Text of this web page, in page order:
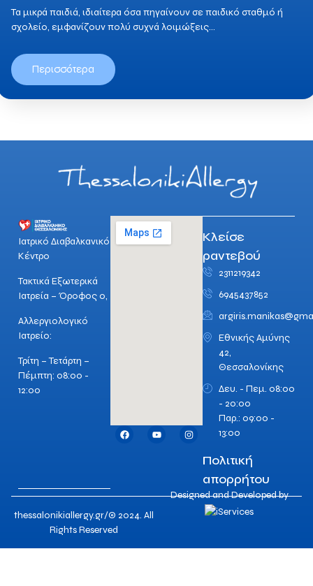
Τα μικρά παιδιά, ιδιαίτερα όσα πηγαίνουν σε παιδικό σταθμό ή
σχολείο, εμφανίζουν πολύ συχνά λοιμώξεις…
Περισσότερα
Ιατρικό Διαβαλκανικό
Κέντρο
Τακτικά Εξωτερικά
Ιατρεία – Όροφος 0,
Αλλεργιολογικό
Ιατρείο:
Τρίτη – Τετάρτη –
Πέμπτη: 08:00 -
12:00
Κλείσε
ραντεβού
2311219342
6945437852
Εθνικής Αμύνης
42,
Θεσσαλονίκης
Δευ. - Πεμ. 08:00
- 20:00
Παρ.: 09:00 -
13:00
Πολιτική
απορρήτου
thessalonikiallergy.gr/© 2024. All
Rights Reserved
Designed and Developed by